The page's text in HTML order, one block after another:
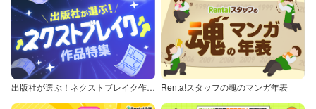
出版社が選ぶ！ネクストブレイク作品特集 Renta!スタッフの魂のマンガ年表